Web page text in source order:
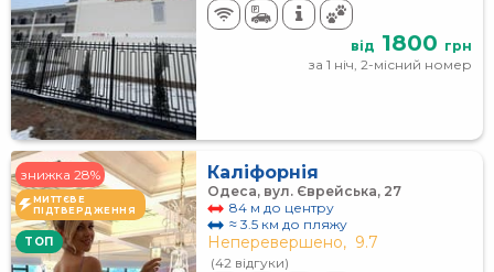
від 1800 грн
за 1 ніч, 2-місний номер
знижка 28%
МИТТЄВЕ
ПІДТВЕРДЖЕННЯ
TOП
Каліфорнія
Одеса, вул. Єврейська, 27
84 м до центру
≈ 3.5 км до пляжу
Неперевершено, 9.7
(42 відгуки)